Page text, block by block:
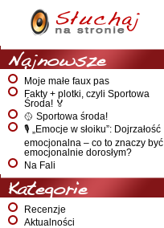
Najnowsze
Moje małe faux pas
Fakty + plotki, czyli Sportowa
Środa! 🏅
🥎 Sportowa środa!
🎙️ „Emocje w słoiku”: Dojrzałość
emocjonalna – co to znaczy być
emocjonalnie dorosłym?
Na Fali
Kategorie
Recenzje
Aktualności